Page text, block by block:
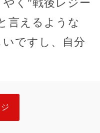
く"戦後レジー
言えるような
ですし、自分